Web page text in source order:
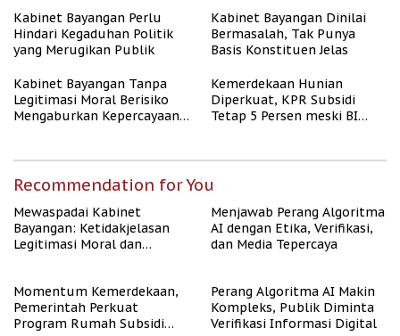
Kabinet Bayangan Perlu
Hindari Kegaduhan Politik
yang Merugikan Publik
Kabinet Bayangan Dinilai
Bermasalah, Tak Punya
Basis Konstituen Jelas
Kabinet Bayangan Tanpa
Legitimasi Moral Berisiko
Mengaburkan Kepercayaan
Kemerdekaan Hunian
Diperkuat, KPR Subsidi
Tetap 5 Persen meski BI
Recommendation for You
Mewaspadai Kabinet
Bayangan: Ketidakjelasan
Legitimasi Moral dan
Menjawab Perang Algoritma
AI dengan Etika, Verifikasi,
dan Media Tepercaya
Momentum Kemerdekaan,
Pemerintah Perkuat
Program Rumah Subsidi
Perang Algoritma AI Makin
Kompleks, Publik Diminta
Verifikasi Informasi Digital